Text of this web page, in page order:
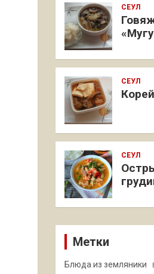
СЕУЛ
СЕУЛ
СЕУЛ
Метки
Блюда из земляники